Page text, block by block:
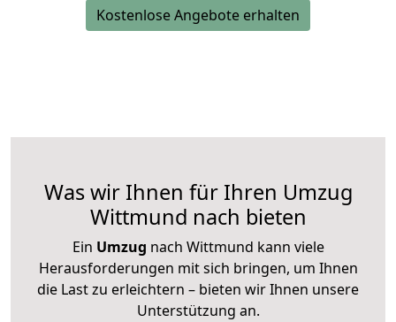
Kostenlose Angebote erhalten
Was wir Ihnen für Ihren Umzug
Wittmund nach bieten
Ein Umzug nach Wittmund kann viele
Herausforderungen mit sich bringen, um Ihnen
die Last zu erleichtern – bieten wir Ihnen unsere
Unterstützung an.